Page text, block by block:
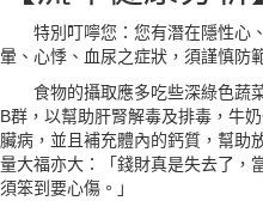
特別叮嚀您：您有潛在隱性心
暈、心悸、血尿之症狀，須謹慎防
食物的攝取應多吃些深綠色蔬
B群，以幫助肝腎解毒及排毒，牛
臟病，並且補充體內的鈣質，幫助
量大福亦大：「錢財真是失去了，
須笨到要心傷。」